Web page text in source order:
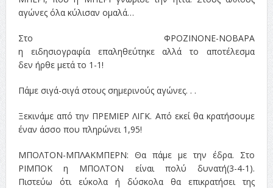
αγώνες όλα κύλισαν ομαλά…
Στο ΦΡΟΖΙΝΟΝΕ-ΝΟΒΑΡΑ
η ειδησιογραφία επαληθεύτηκε αλλά το αποτέλεσμα
δεν ήρθε μετά το 1-1!
Πάμε σιγά-σιγά στους σημερινούς αγώνες. . .
Ξεκινάμε από την ΠΡΕΜΙΕΡ ΛΙΓΚ. Από εκεί θα κρατήσουμε
έναν άσσο που πληρώνει 1,95!
ΜΠΟΛΤΟΝ-ΜΠΛΑΚΜΠΕΡΝ: Θα πάμε με την έδρα. Στο
ΡΙΜΠΟΚ η ΜΠΟΛΤΟΝ είναι πολύ δυνατή(3-4-1).
Πιστεύω ότι εύκολα ή δύσκολα θα επικρατήσει της